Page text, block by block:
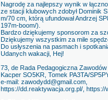
Nagrodę za najlepszy wynik w
ze stacji klubowych zdobył Dominik
m/70 cm, którą ufundował Andrzej
197m-boom/).
Bardzo dziękujemy sponsorom za
Dziękujemy wszystkim za mile
Do usłyszenia na pasmach i
Udanych wakacji, Hej!
73, de Rada Pedagogiczna
Kacper SO5KR, Tomek PA3TA/
e-mail: zawodydd@gmail.com,
https://dd.reaktywacja.org.pl/, https://